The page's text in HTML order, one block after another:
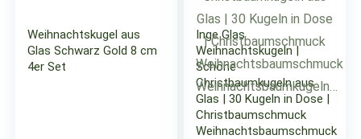
Weihnachtskugel aus
Glas Schwarz Gold 8 cm
4er Set
Inge Glas
Weihnachtskugeln |
Schöne
Christbaumkugeln aus
Glas | 30 Kugeln in Dose |
Christbaumschmuck
Weihnachtsbaumschmuck